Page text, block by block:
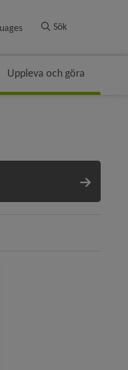
Sök
Uppleva och göra